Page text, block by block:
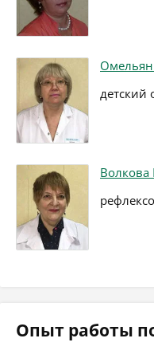
детский
Опыт работы